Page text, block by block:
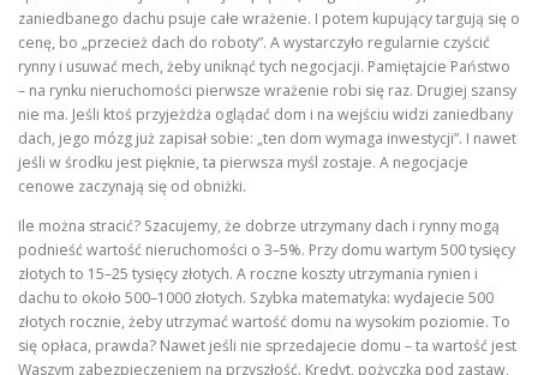
zaniedbanego dachu psuje całe wrażenie. I potem kupujący targują się o
cenę, bo „przecież dach do roboty”. A wystarczyło regularnie czyścić
rynny i usuwać mech, żeby uniknąć tych negocjacji. Pamiętajcie Państwo
– na rynku nieruchomości pierwsze wrażenie robi się raz. Drugiej szansy
nie ma. Jeśli ktoś przyjeżdża oglądać dom i na wejściu widzi zaniedbany
dach, jego mózg już zapisał sobie: „ten dom wymaga inwestycji”. I nawet
jeśli w środku jest pięknie, ta pierwsza myśl zostaje. A negocjacje
cenowe zaczynają się od obniżki.
Ile można stracić? Szacujemy, że dobrze utrzymany dach i rynny mogą
podnieść wartość nieruchomości o 3–5%. Przy domu wartym 500 tysięcy
złotych to 15–25 tysięcy złotych. A roczne koszty utrzymania rynien i
dachu to około 500–1000 złotych. Szybka matematyka: wydajecie 500
złotych rocznie, żeby utrzymać wartość domu na wysokim poziomie. To
się opłaca, prawda? Nawet jeśli nie sprzedajecie domu – ta wartość jest
Waszym zabezpieczeniem na przyszłość. Kredyt, pożyczka pod zastaw,